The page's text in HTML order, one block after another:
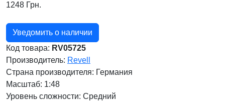
1248 Грн.
Уведомить о наличии
Код товара: RV05725
Производитель: Revell
Страна производителя: Германия
Масштаб: 1:48
Уровень сложности: Cредний